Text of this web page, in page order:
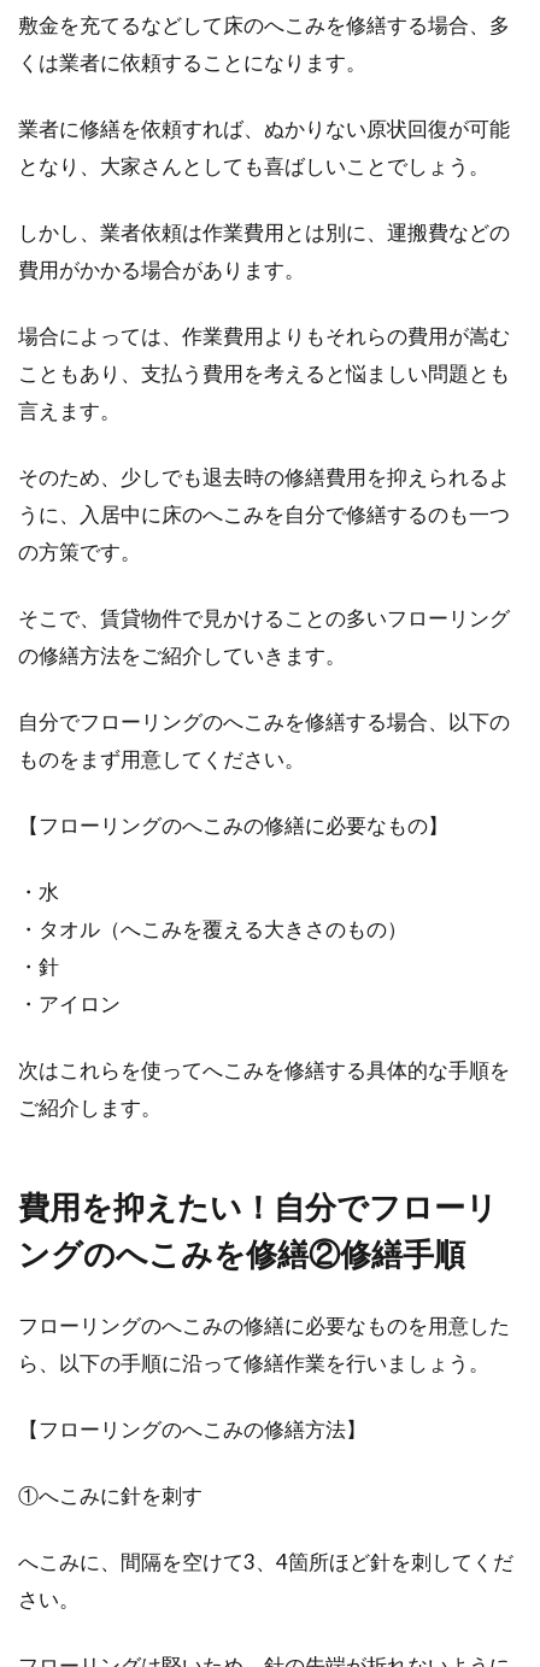
敷金を充てるなどして床のへこみを修繕する場合、多
くは業者に依頼することになります。
業者に修繕を依頼すれば、ぬかりない原状回復が可能
となり、大家さんとしても喜ばしいことでしょう。
しかし、業者依頼は作業費用とは別に、運搬費などの
費用がかかる場合があります。
場合によっては、作業費用よりもそれらの費用が嵩む
こともあり、支払う費用を考えると悩ましい問題とも
言えます。
そのため、少しでも退去時の修繕費用を抑えられるよ
うに、入居中に床のへこみを自分で修繕するのも一つ
の方策です。
そこで、賃貸物件で見かけることの多いフローリング
の修繕方法をご紹介していきます。
自分でフローリングのへこみを修繕する場合、以下の
ものをまず用意してください。
【フローリングのへこみの修繕に必要なもの】
・水
・タオル（へこみを覆える大きさのもの）
・針
・アイロン
次はこれらを使ってへこみを修繕する具体的な手順を
ご紹介します。
費用を抑えたい！自分でフローリ
ングのへこみを修繕②修繕手順
フローリングのへこみの修繕に必要なものを用意した
ら、以下の手順に沿って修繕作業を行いましょう。
【フローリングのへこみの修繕方法】
①へこみに針を刺す
へこみに、間隔を空けて3、4箇所ほど針を刺してくだ
さい。